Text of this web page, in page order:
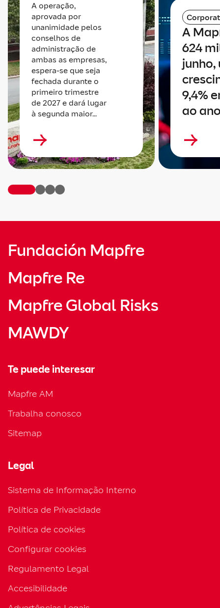
A operação,
aprovada por
unanimidade pelos
conselhos de
administração de
ambas as empresas,
espera-se que seja
fechada durante o
primeiro trimestre
de 2027 e dará lugar
à segunda maior...
A
624
junho,
9,4%
ao
Fundación Mapfre
Mapfre Re
Mapfre Global Risks
MAWDY
Te puede interesar
Mapfre AM
Trabalha conosco
Sitemap
Legal
Sistema de Informação Interno
Política de Privacidade
Política de cookies
Configurar cookies
Regulamento Legal
Accesibilidade